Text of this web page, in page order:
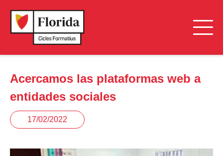
Acercamos las plataformas web a
entidades sociales
17/02/2022